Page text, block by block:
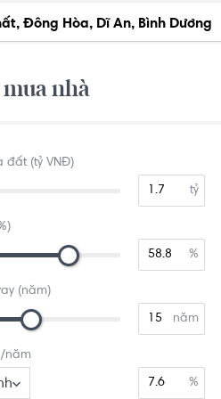
Đông Hòa, Dĩ An, Bình Dương
nhà
đất (tỷ VNĐ)
tỷ
%
(năm)
năm
năm
%